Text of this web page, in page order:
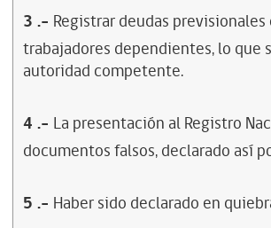
3 .- Registrar deudas
trabajadores dependientes, lo
autoridad competente.
4 .- La presentación al Registro
documentos falsos, declarado así
5 .- Haber sido declarado en